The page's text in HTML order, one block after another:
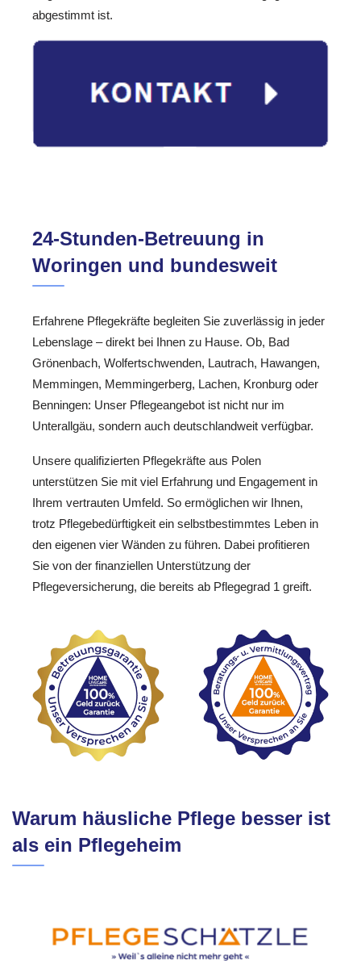
abgestimmt ist.
24-Stunden-Betreuung in
Woringen und bundesweit
Erfahrene Pflegekräfte begleiten Sie zuverlässig in jeder
Lebenslage – direkt bei Ihnen zu Hause. Ob, Bad
Grönenbach, Wolfertschwenden, Lautrach, Hawangen,
Memmingen, Memmingerberg, Lachen, Kronburg oder
Benningen: Unser Pflegeangebot ist nicht nur im
Unterallgäu, sondern auch deutschlandweit verfügbar.
Unsere qualifizierten Pflegekräfte aus Polen
unterstützen Sie mit viel Erfahrung und Engagement in
Ihrem vertrauten Umfeld. So ermöglichen wir Ihnen,
trotz Pflegebedürftigkeit ein selbstbestimmtes Leben in
den eigenen vier Wänden zu führen. Dabei profitieren
Sie von der finanziellen Unterstützung der
Pflegeversicherung, die bereits ab Pflegegrad 1 greift.
Warum häusliche Pflege besser ist
als ein Pflegeheim